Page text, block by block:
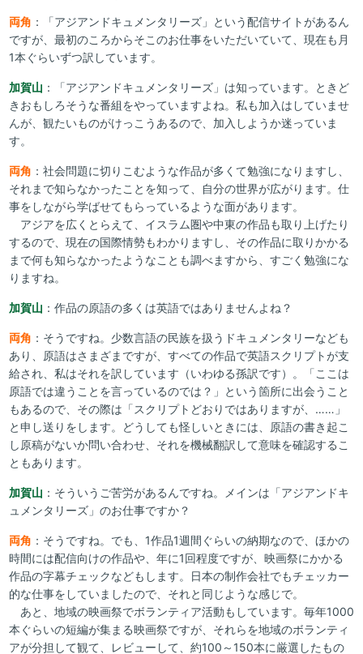
両角 ：「アジアンドキュメンタリーズ」という配信サイトがあるん
ですが、最初のころからそこのお仕事をいただいていて、現在も月
1本ぐらいずつ訳しています。
加賀山 ：「アジアンドキュメンタリーズ」は知っています。ときど
きおもしろそうな番組をやっていますよね。私も加入はしていませ
んが、観たいものがけっこうあるので、加入しようか迷っていま
す。
両角 ：社会問題に切りこむような作品が多くて勉強になりますし、
それまで知らなかったことを知って、自分の世界が広がります。仕
事をしながら学ばせてもらっているような面があります。
アジアを広くとらえて、イスラム圏や中東の作品も取り上げたり
するので、現在の国際情勢もわかりますし、その作品に取りかかる
まで何も知らなかったようなことも調べますから、すごく勉強にな
りますね。
加賀山 ：作品の原語の多くは英語ではありませんよね？
両角 ：そうですね。少数言語の民族を扱うドキュメンタリーなども
あり、原語はさまざまですが、すべての作品で英語スクリプトが支
給され、私はそれを訳しています（いわゆる孫訳です）。「ここは
原語では違うことを言っているのでは？」という箇所に出会うこと
もあるので、その際は「スクリプトどおりではありますが、……」
と申し送りをします。どうしても怪しいときには、原語の書き起こ
し原稿がないか問い合わせ、それを機械翻訳して意味を確認するこ
ともあります。
加賀山 ：そういうご苦労があるんですね。メインは「アジアンドキ
ュメンタリーズ」のお仕事ですか？
両角 ：そうですね。でも、1作品1週間ぐらいの納期なので、ほかの
時間には配信向けの作品や、年に1回程度ですが、映画祭にかかる
作品の字幕チェックなどもします。日本の制作会社でもチェッカー
的な仕事をしていましたので、それと同じような感じで。
あと、地域の映画祭でボランティア活動もしています。毎年1000
本ぐらいの短編が集まる映画祭ですが、それらを地域のボランティ
アが分担して観て、レビューして、約100～150本に厳選したもの